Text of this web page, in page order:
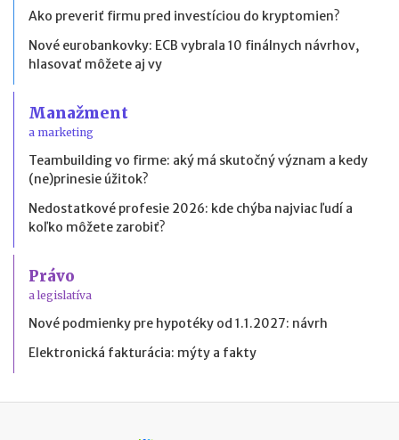
Ako preveriť firmu pred investíciou do kryptomien?
Nové eurobankovky: ECB vybrala 10 finálnych návrhov,
hlasovať môžete aj vy
Manažment
a marketing
Teambuilding vo firme: aký má skutočný význam a kedy
(ne)prinesie úžitok?
Nedostatkové profesie 2026: kde chýba najviac ľudí a
koľko môžete zarobiť?
Právo
a legislatíva
Nové podmienky pre hypotéky od 1.1.2027: návrh
Elektronická fakturácia: mýty a fakty